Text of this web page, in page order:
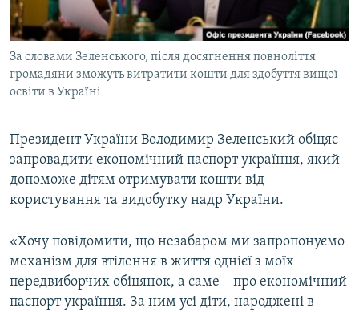
ПОДКАСТИ
КРИМ РЕАЛІЇ
РУС
КТАТ
Усі сайти RFE/RL
За словами Зеленського, після досягнення повноліття
громадяни зможуть витратити кошти для здобуття вищої
освіти в Україні
Президент України Володимир Зеленський обіцяє
запровадити економічний паспорт українця, який
допоможе дітям отримувати кошти від
користування та видобутку надр України.
«Хочу повідомити, що незабаром ми запропонуємо
механізм для втілення в життя однієї з моїх
передвиборчих обіцянок, а саме – про економічний
паспорт українця. За ним усі діти, народжені в